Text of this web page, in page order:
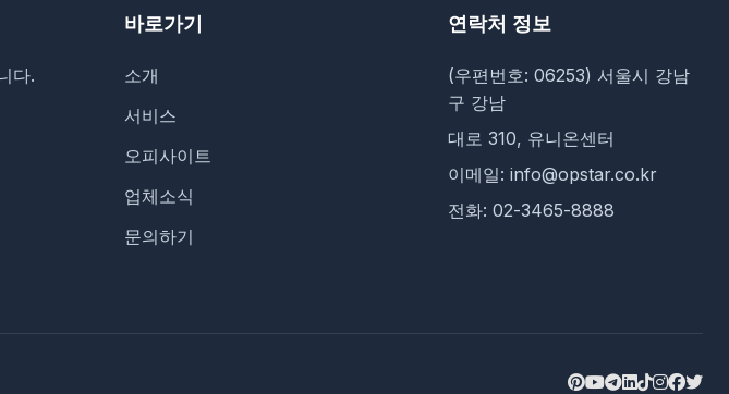
다.
바로가기
소개
서비스
오피사이트
업체소식
문의하기
연락처 정보
(우편번호: 06253) 서울시 강남
구 강남
대로 310, 유니온센터
이메일: info@opstar.co.kr
전화: 02-3465-8888